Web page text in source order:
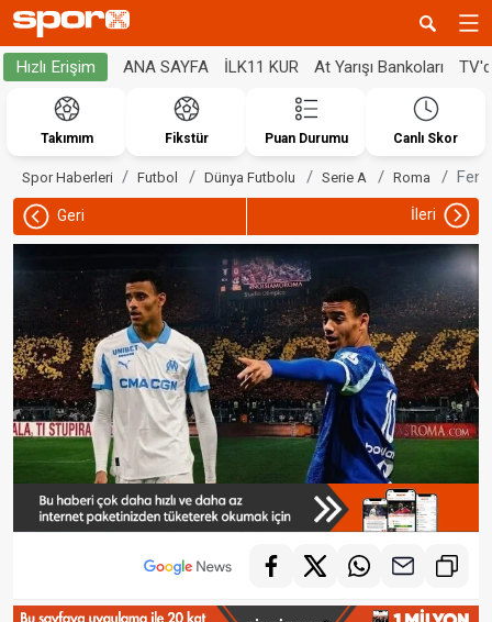
Hızlı Erişim ANA SAYFA İLK11 KUR At Yarışı Bankoları
Takımım Fikstür Puan Durumu Canlı Skor
Spor Haberleri Futbol Dünya Futbolu Serie A Roma
Geri İleri